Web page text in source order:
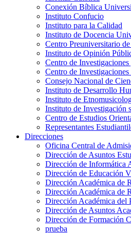
Conexión Bíblica
Instituto Confucio
Instituto para la Calidad
Instituto de Docencia
Centro Preuniversitario
Instituto de Opinión
Centro de
Centro de
Consejo Nacional de
Instituto de Desarrollo
Instituto de
Instituto de Investigación
Centro de Estudios
Representantes
Direcciones
Oficina Central de
Dirección de Asuntos
Dirección de Informática
Dirección de Educación
Dirección Académica de
Dirección Académica de
Dirección Académica del
Dirección de Asuntos
Dirección de Formación
prueba